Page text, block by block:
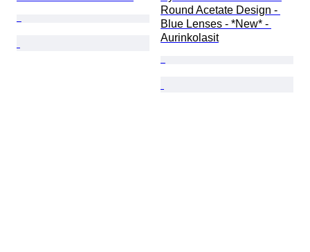
Round Acetate Design -
Blue Lenses - *New* -
Aurinkolasit